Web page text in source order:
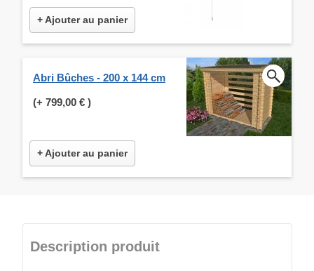
+ Ajouter au panier
Abri Bûches - 200 x 144 cm
(+ 799,00 € )
+ Ajouter au panier
Description produit